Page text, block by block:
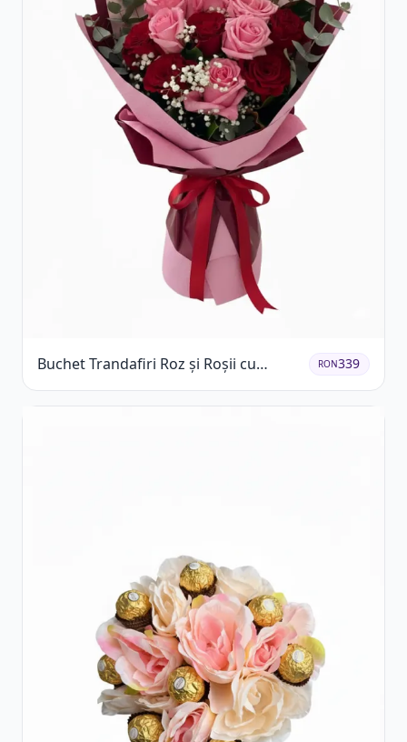
Buchet Trandafiri Roz și Roșii cu
Eucalipt și Gypsophila
RON339